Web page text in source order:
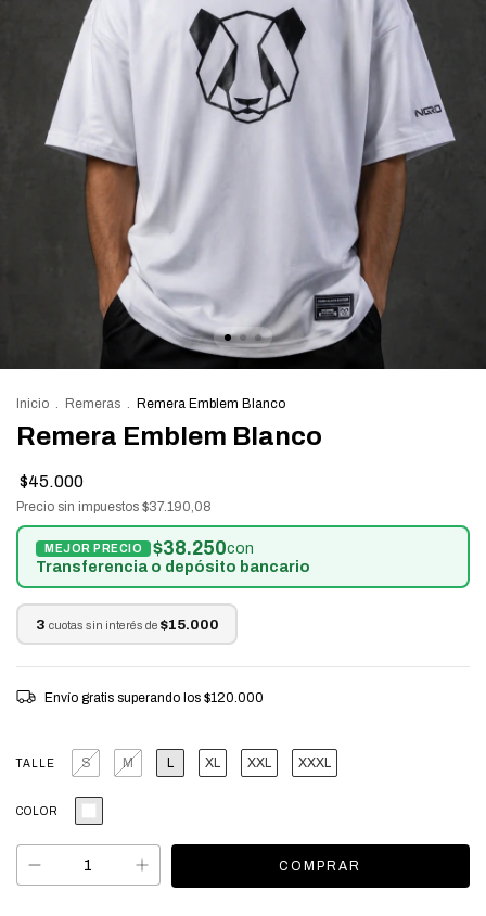
Inicio . Remeras . Remera Emblem Blanco
Remera Emblem Blanco
$45.000
3 cuotas sin interés de $15.000
Precio sin impuestos $37.190,08
$38.250con
Transferencia o depósito bancario
Envío gratis superando los $120.000
TALLE S M L XL XXL XXXL
COLOR